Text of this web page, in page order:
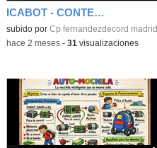
ICABOT - CONTENEDOR INTELIGENTE
Contenido educativo.
subido por Cp fernandezdecord madrid
-hace 2 meses- 31 visualizaciones